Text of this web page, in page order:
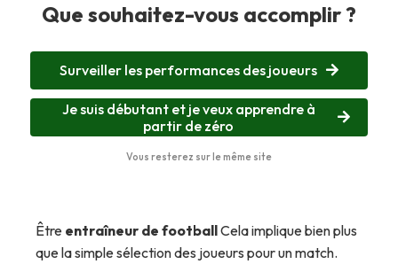
Que souhaitez-vous accomplir ?
Surveiller les performances des joueurs
Je suis débutant et je veux apprendre à
partir de zéro
Vous resterez sur le même site
Être entraîneur de footballCela implique bien plus
que la simple sélection des joueurs pour un match.